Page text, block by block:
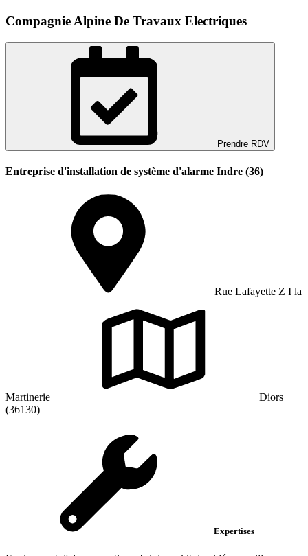
Compagnie Alpine De Travaux Electriques
Prendre RDV
Entreprise d'installation de système d'alarme Indre (36)
Rue Lafayette Z I la
Martinerie
Diors
(36130)
Expertises